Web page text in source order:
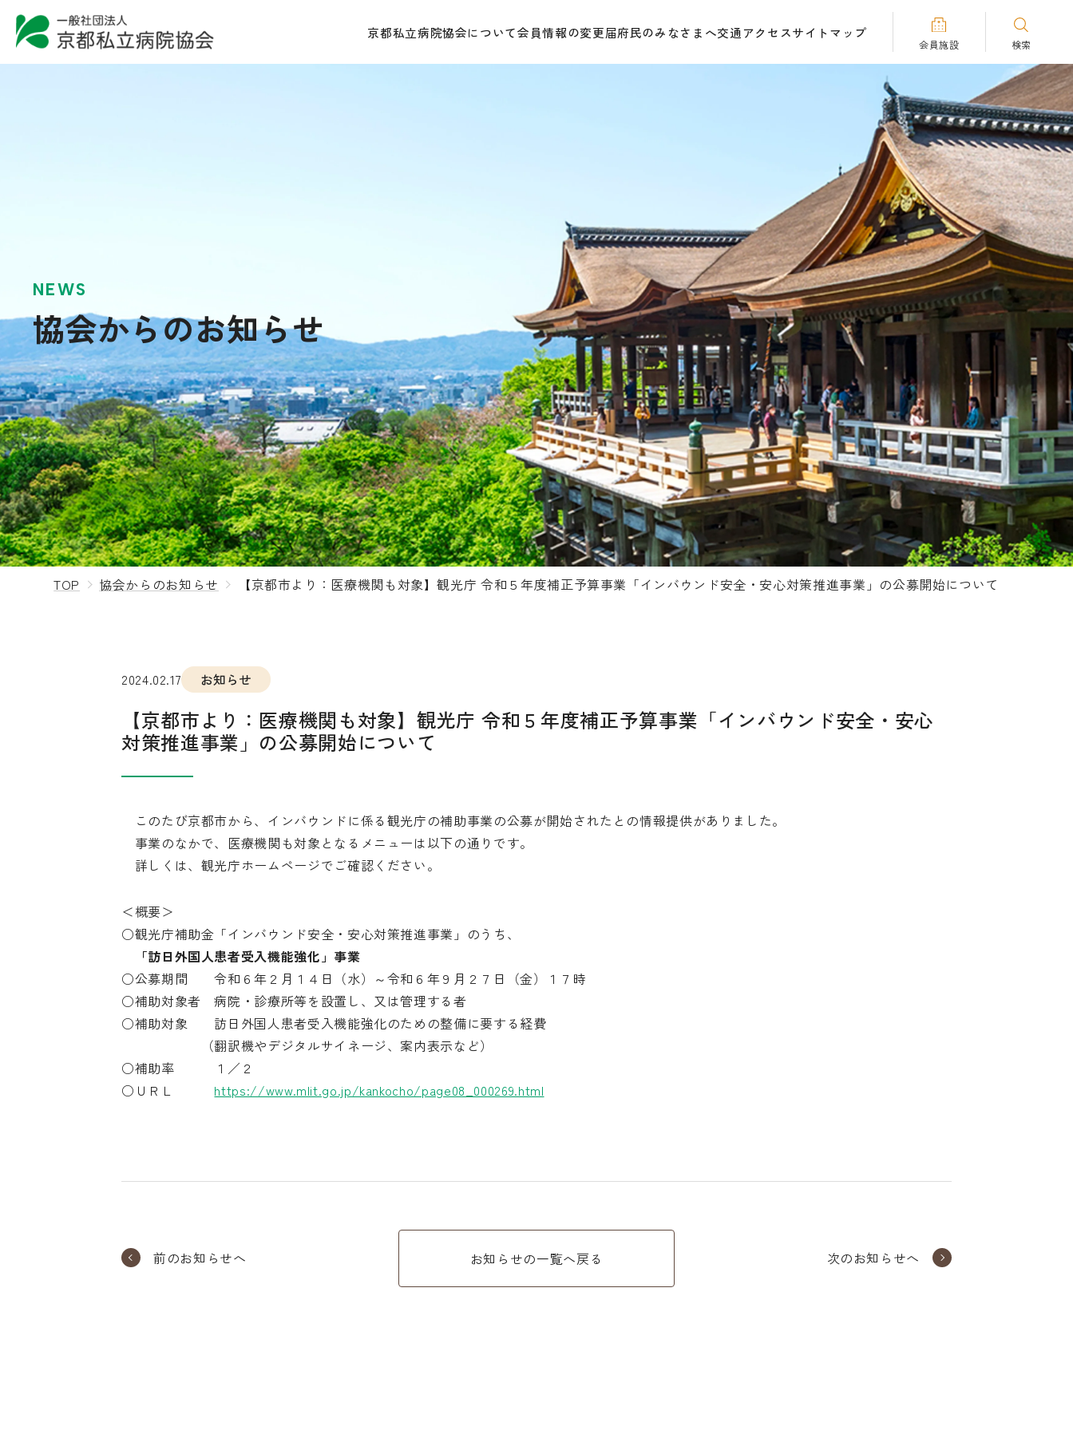
京都私立病院協会について会員情報の変更届府民のみなさまへ交通アクセスサイトマップ
会員施設 検索
NEWS
協会からのお知らせ
TOP 協会からのお知らせ 【京都市より：医療機関も対象】観光庁 令和５年度補正予算事業「インバウンド安全・安心対策推進事業」の公募開始について
2024.02.17 お知らせ
【京都市より：医療機関も対象】観光庁 令和５年度補正予算事業「インバウンド安全・安心
対策推進事業」の公募開始について
このたび京都市から、インバウンドに係る観光庁の補助事業の公募が開始されたとの情報提供がありました。
事業のなかで、医療機関も対象となるメニューは以下の通りです。
詳しくは、観光庁ホームページでご確認ください。
＜概要＞
○観光庁補助金「インバウンド安全・安心対策推進事業」のうち、
「訪日外国人患者受入機能強化」事業
○公募期間 令和６年２月１４日（水）～令和６年９月２７日（金）１７時
○補助対象者 病院・診療所等を設置し、又は管理する者
○補助対象 訪日外国人患者受入機能強化のための整備に要する経費
（翻訳機やデジタルサイネージ、案内表示など）
○補助率 １／２
○ＵＲＬ https://www.mlit.go.jp/kankocho/page08_000269.html
前のお知らせへ お知らせの一覧へ戻る 次のお知らせへ